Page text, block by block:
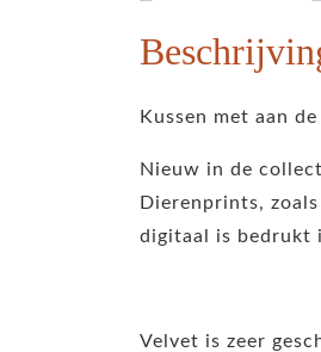
Kussen met aan
Nieuw in de
Dierenprints,
digitaal is bedrukt
Velvet is zeer